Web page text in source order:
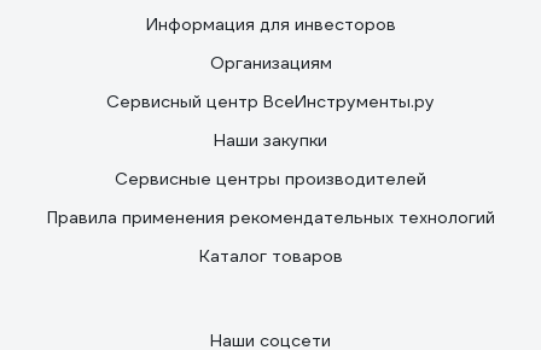
Информация для инвесторов
Организациям
Сервисный центр ВсеИнструменты.ру
Наши закупки
Сервисные центры производителей
Правила применения рекомендательных технологий
Каталог товаров
Наши соцсети